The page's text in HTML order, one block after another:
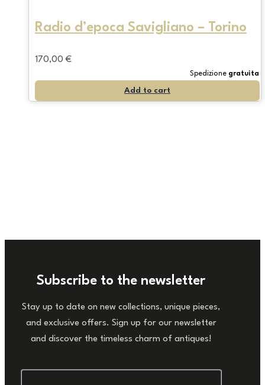
Radio d’epoca Savigliano – Torino
170,00 €
Spedizione gratuita
Add to cart
Subscribe to the newsletter
Stay up to date on new collections, unique pieces,
and exclusive offers. Sign up for our newsletter
and discover the timeless charm of antiques!